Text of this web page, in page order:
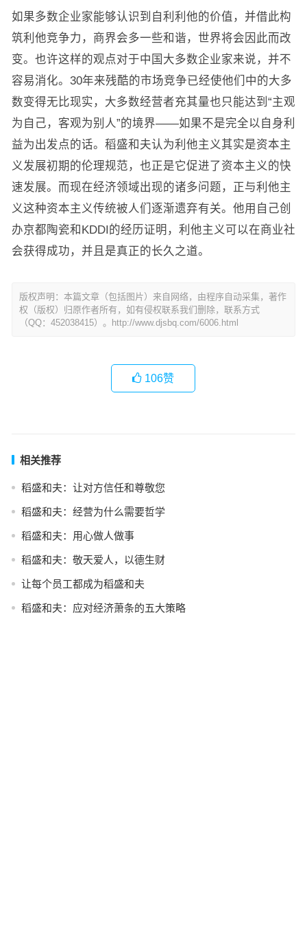
如果多数企业家能够认识到自利利他的价值，并借此构
筑利他竞争力，商界会多一些和谐，世界将会因此而改
变。也许这样的观点对于中国大多数企业家来说，并不
容易消化。30年来残酷的市场竞争已经使他们中的大多
数变得无比现实，大多数经营者充其量也只能达到“主观
为自己，客观为别人”的境界——如果不是完全以自身利
益为出发点的话。稻盛和夫认为利他主义其实是资本主
义发展初期的伦理规范，也正是它促进了资本主义的快
速发展。而现在经济领域出现的诸多问题，正与利他主
义这种资本主义传统被人们逐渐遗弃有关。他用自己创
办京都陶瓷和KDDI的经历证明，利他主义可以在商业社
会获得成功，并且是真正的长久之道。
版权声明：本篇文章（包括图片）来自网络，由程序自动采集，著作
权（版权）归原作者所有，如有侵权联系我们删除，联系方式
（QQ：452038415）。http://www.djsbq.com/6006.html
106赞
相关推荐
稻盛和夫：让对方信任和尊敬您
稻盛和夫：经营为什么需要哲学
稻盛和夫：用心做人做事
稻盛和夫：敬天爱人，以德生财
让每个员工都成为稻盛和夫
稻盛和夫：应对经济萧条的五大策略